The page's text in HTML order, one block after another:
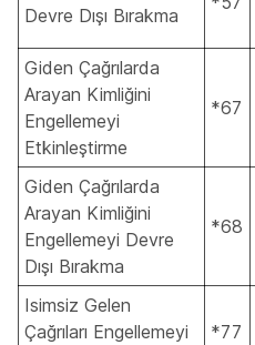
Devre Dışı Bırakma
Giden Çağrılarda
Arayan Kimliğini
Engellemeyi
Etkinleştirme
*67
Giden Çağrılarda
Arayan Kimliğini
Engellemeyi Devre
Dışı Bırakma
*68
Isimsiz Gelen
Çağrıları Engellemeyi
*77